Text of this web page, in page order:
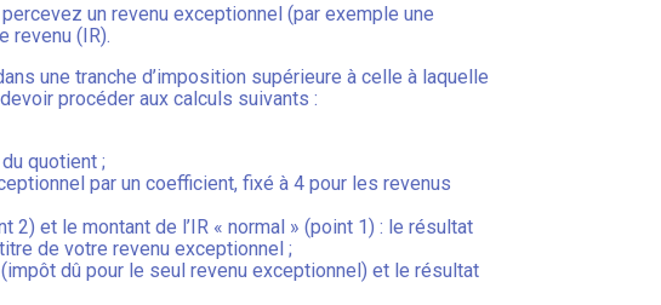
un revenu exceptionnel (par exemple une
revenu (IR).
une tranche d’imposition supérieure à celle à laquelle
procéder aux calculs suivants :
quotient ;
par un coefficient, fixé à 4 pour les revenus
et le montant de l’IR « normal » (point 1) : le résultat
de votre revenu exceptionnel ;
dû pour le seul revenu exceptionnel) et le résultat